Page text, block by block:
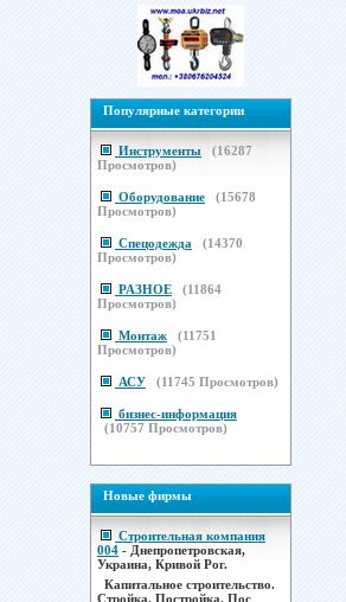
Популярные категории
Инструменты (16287
Просмотров)
Оборудование (15678
Просмотров)
Спецодежда (14370
Просмотров)
РАЗНОЕ (11864
Просмотров)
Монтаж (11751
Просмотров)
АСУ (11745 Просмотров)
бизнес-информация
(10757 Просмотров)
Новые фирмы
Строительная компания
004 - Днепропетровская,
Украина, Кривой Рог.
Капитальное строительство.
Стройка. Постройка. Пос